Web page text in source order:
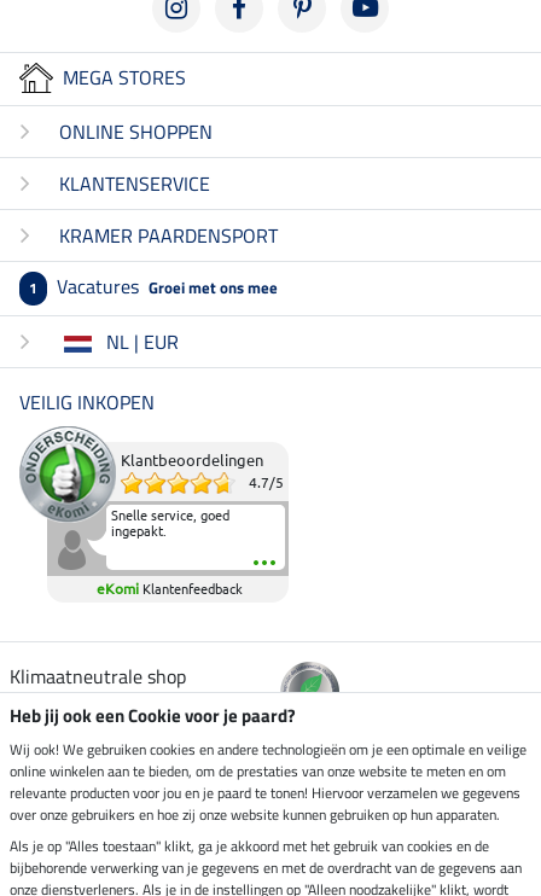
MEGA STORES
ONLINE SHOPPEN
KLANTENSERVICE
KRAMER PAARDENSPORT
1 Vacatures Groei met ons mee
NL | EUR
VEILIG INKOPEN
Klantbeoordelingen
4.7/5
Snelle service, goed
ingepakt.
eKomi Klantenfeedback
Klimaatneutrale shop
Verzending per
Veilig betalen met
Heb jij ook een Cookie voor je paard?
Wij ook! We gebruiken cookies en andere technologieën om je een optimale en veilige
online winkelen aan te bieden, om de prestaties van onze website te meten en om
relevante producten voor jou en je paard te tonen! Hiervoor verzamelen we gegevens
over onze gebruikers en hoe zij onze website kunnen gebruiken op hun apparaten.
Als je op "Alles toestaan" klikt, ga je akkoord met het gebruik van cookies en de
bijbehorende verwerking van je gegevens en met de overdracht van de gegevens aan
onze dienstverleners. Als je in de instellingen op "Alleen noodzakelijke" klikt, wordt